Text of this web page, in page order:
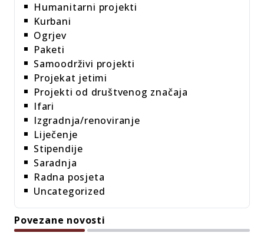
Humanitarni projekti
Kurbani
Ogrjev
Paketi
Samoodrživi projekti
Projekat jetimi
Projekti od društvenog značaja
Ifari
Izgradnja/renoviranje
Liječenje
Stipendije
Saradnja
Radna posjeta
Uncategorized
Povezane novosti